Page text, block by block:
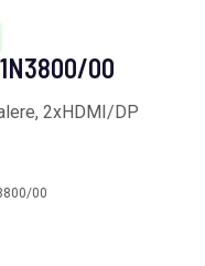
00
2xHDMI/DP
00